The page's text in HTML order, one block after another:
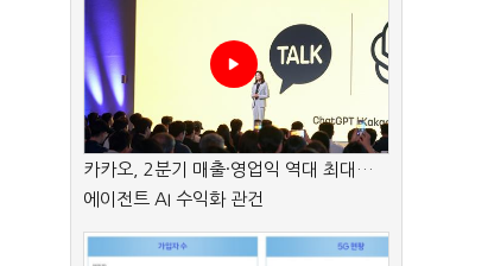
카카오, 2분기 매출·영업익 역대 최대…
에이전트 AI 수익화 관건